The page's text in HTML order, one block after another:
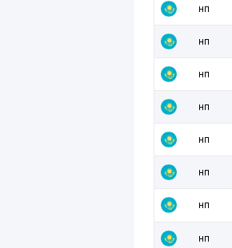
нп
нп
нп
нп
нп
нп
нп
нп